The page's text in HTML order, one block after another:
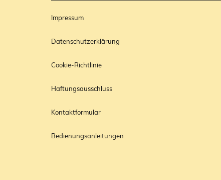
Impressum
Datenschutzerklärung
Cookie-Richtlinie
Haftungsausschluss
Kontaktformular
Bedienungsanleitungen